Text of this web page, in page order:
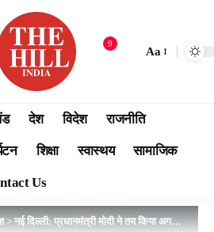
9
Aa
देश विदेश राजनीति
शिक्षा स्वास्थय सामाजिक
Us
>नई दिल्ली: प्रधानमंत्री मोदी ने तय किया अगले 25 सालों का लक्ष्य भारत को विकसित राष्ट्र बनाना